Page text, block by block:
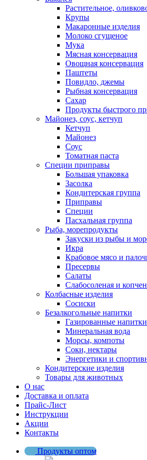
Растительное,
Крупы
Макаронные изделия
Молоко сгущеное
Мука
Мясная консервация
Овощная консервация
Паштеты
Повидло, джемы
Рыбная консервация
Сахар
Продукты быстрого
Майонез, соус, кетчуп
Кетчуп
Майонез
Соус
Томатная паста
Специи приправы
Большая упаковка
Засолка
Кондитерская группа
Приправы
Специи
Пасхальная группа
Рыба, морепродукты
Закуски из рыбы и
Икра
Крабовое мясо и
Пресервы
Салаты
Слабосоленая и
Колбасные изделия
Сосиски
Безалкогольные напитки
Газированные напитки
Минеральная вода
Морсы, компоты
Соки, нектары
Энергетики и
Кондитерские изделия
Товары для животных
О нас
Доставка и оплата
Прайс-Лист
Инструкции
Акции
Контакты
Продукты оптом